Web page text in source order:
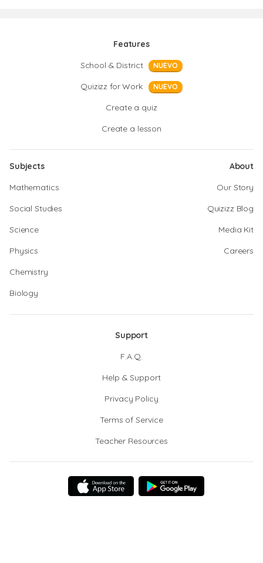
Features
School & District
NUEVO
Quizizz for Work NUEVO
Create a quiz
Create a lesson
Subjects
Mathematics
Social Studies
Science
Physics
Chemistry
Biology
About
Our Story
Quizizz Blog
Media Kit
Careers
Support
F.A.Q.
Help & Support
Privacy Policy
Terms of Service
Teacher Resources